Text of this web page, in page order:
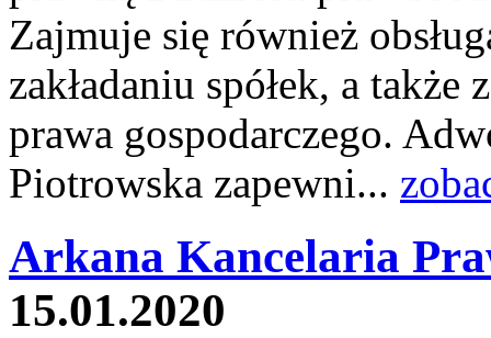
Zajmuje się również
zakładaniu spółek, a
prawa gospodarczego.
Piotrowska zapewni...
Arkana Kancelaria
15.01.2020